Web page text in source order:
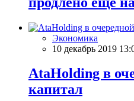
Экономика
10 декабрь 2019
AtaHolding в
капитал